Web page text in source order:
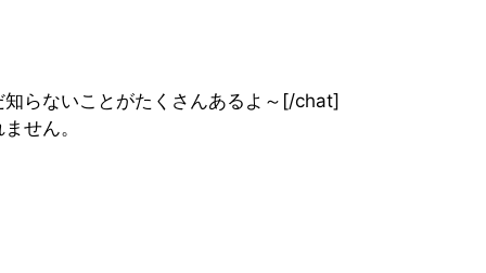
らないことがたくさんあるよ～[/chat]
せん。